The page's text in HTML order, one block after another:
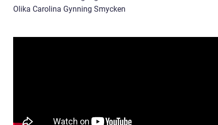
Olika Carolina Gynning Smycken